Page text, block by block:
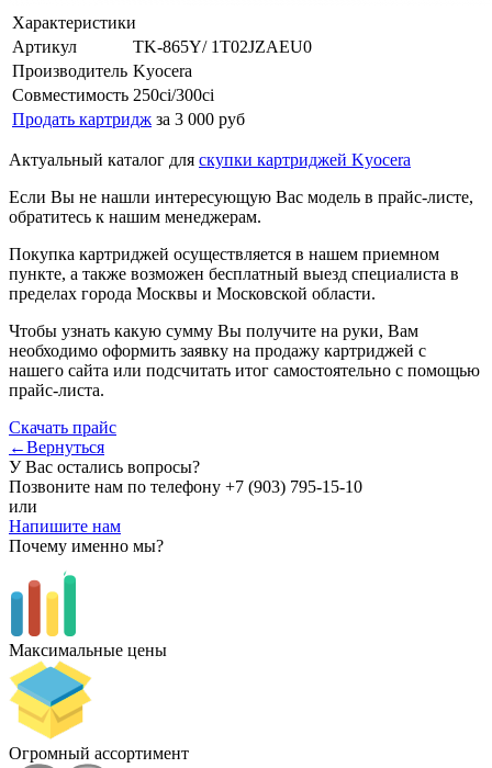
Характеристики
Артикул
TK-865Y/ 1T02JZAEU0
Производитель Kyocera
Совместимость 250ci/300ci
Продать картридж за 3 000 руб
Актуальный каталог для скупки картриджей Kyocera
Если Вы не нашли интересующую Вас модель в прайс-листе,
обратитесь к нашим менеджерам.
Покупка картриджей осуществляется в нашем приемном
пункте, а также возможен бесплатный выезд специалиста в
пределах города Москвы и Московской области.
Чтобы узнать какую сумму Вы получите на руки, Вам
необходимо оформить заявку на продажу картриджей с
нашего сайта или подсчитать итог самостоятельно с помощью
прайс-листа.
Скачать прайс
←Вернуться
У Вас остались вопросы?
Позвоните нам по телефону +7 (903) 795-15-10
или
Напишите нам
Почему именно мы?
Максимальные цены
Огромный ассортимент